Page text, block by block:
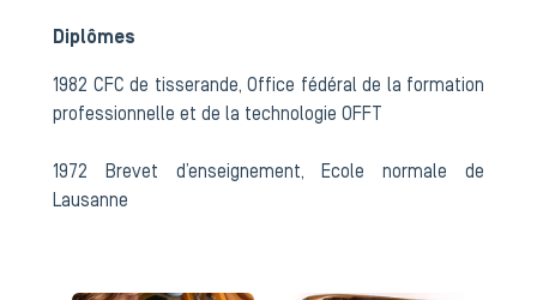
Diplômes
1982 CFC de tisserande, Office fédéral de la formation
professionnelle et de la technologie OFFT
1972 Brevet d’enseignement, Ecole normale de
Lausanne